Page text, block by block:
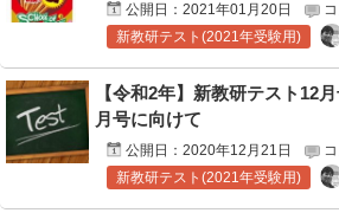
公開日： 2021年01月20日
新教研テスト(2021年受験用)
【令和2年】新教研テスト12
月号に向けて
公開日： 2020年12月21日
新教研テスト(2021年受験用)